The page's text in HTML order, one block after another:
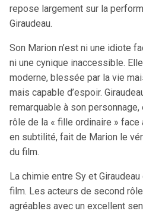
repose largement sur la
Giraudeau.
Son Marion n’est ni une idiote
ni une cynique inaccessible.
moderne, blessée par la vie
mais capable d’espoir.
remarquable à son
rôle de la « fille ordinaire » face
en subtilité, fait de Marion le
du film.
La chimie entre Sy et
film. Les acteurs de second
agréables avec un excellent